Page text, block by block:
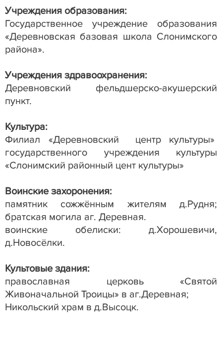
Учреждения образования:
Государственное учреждение образования
«Деревновская базовая школа Слонимского
района».
Учреждения здравоохранения:
Деревновский фельдшерско-акушерский
пункт.
Культура:
Филиал «Деревновский центр культуры»
государственного учреждения культуры
«Слонимский районный цент культуры»
Воинские захоронения:
памятник сожжённым жителям д.Рудня;
братская могила аг. Деревная.
воинские обелиски: д.Хорошевичи,
д.Новосёлки.
Культовые здания:
православная церковь «Святой
Живоначальной Троицы» в аг.Деревная;
Никольский храм в д.Высоцк.